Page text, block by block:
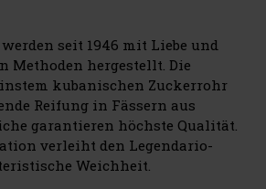
werden seit 1946 mit Liebe und
Methoden hergestellt. Die
kubanischen Zuckerrohr
Reifung in Fässern aus
garantieren höchste Qualität.
verleiht den Legendario-
Weichheit.